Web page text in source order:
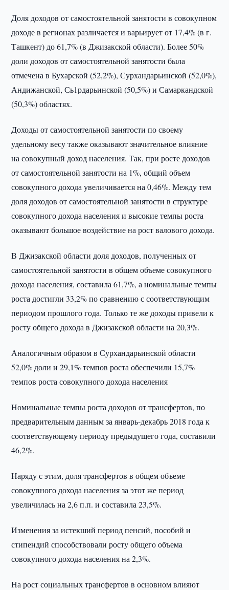
Доля доходов от самостоятельной занятости в совокупном
доходе в регионах различается и варьирует от 17,4% (в г.
Ташкент) до 61,7% (в Джизакской области). Более 50%
доли доходов от самостоятельной занятости была
отмечена в Бухарской (52,2%), Сурхандарьинской (52,0%),
Андижанской, Сь1рдарьинской (50,5%) и Самаркандской
(50,3%) областях.
Доходы от самостоятельной занятости по своему
удельному весу также оказывают значительное влияние
на совокупный доход населения. Так, при росте доходов
от самостоятельной занятости на 1%, общий объем
совокупного дохода увеличивается на 0,46%. Между тем
доля доходов от самостоятельной занятости в структуре
совокупного дохода населения и высокие темпы роста
оказывают большое воздействие на рост валового дохода.
В Джизакской области доля доходов, полученных от
самостоятельной занятости в общем объеме совокупного
дохода населения, составила 61,7%, а номинальные темпы
роста достигли 33,2% по сравнению с соответствующим
периодом прошлого года. Только те же доходы привели к
росту общего дохода в Джизакской области на 20,3%.
Аналогичным образом в Сурхандарьинской области
52,0% доли и 29,1% темпов роста обеспечили 15,7%
темпов роста совокупного дохода населения
Номинальные темпы роста доходов от трансфертов, по
предварительным данным за январь-декабрь 2018 года к
соответствующему периоду предыдущего года, составили
46,2%.
Наряду с этим, доля трансфертов в общем объеме
совокупного дохода населения за этот же период
увеличилась на 2,6 п.п. и составила 23,5%.
Изменения за истекший период пенсий, пособий и
стипендий способствовали росту общего объема
совокупного дохода населения на 2,3%.
На рост социальных трансфертов в основном влияют